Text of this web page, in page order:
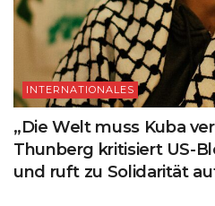
INTERNATIONALES
„Die Welt muss Kuba
Thunberg kritisiert US-
und ruft zu Solidarität